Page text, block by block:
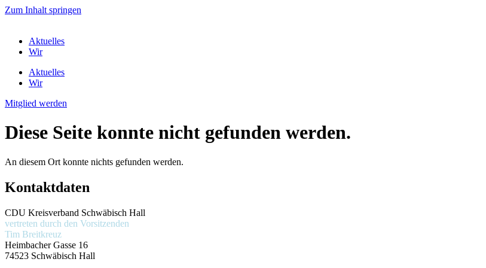
Zum Inhalt springen
Aktuelles
Wir
Aktuelles
Wir
Mitglied werden
Diese Seite konnte nicht gefunden werden.
An diesem Ort konnte nichts gefunden werden.
Kontaktdaten
CDU Kreisverband Schwäbisch Hall
vertreten durch den Vorsitzenden
Tim Breitkreuz
Heimbacher Gasse 16
74523 Schwäbisch Hall